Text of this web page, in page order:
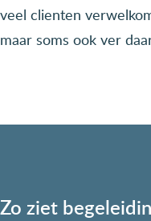
veel clienten
maar soms ook ver
Zo ziet